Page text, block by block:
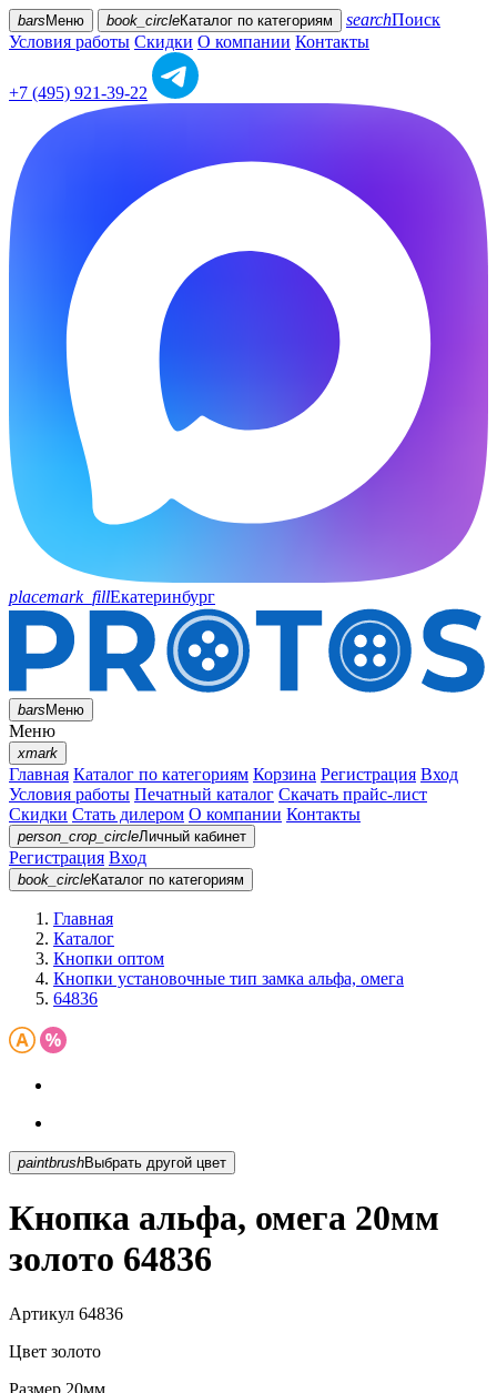
bars Меню book_circleКаталог по категориям searchПоиск
Условия работы Скидки О компании Контакты
+7 (495) 921-39-22
placemark_fillЕкатеринбург
barsМеню
Меню
xmark
Главная Каталог по категориям Корзина Регистрация Вход
Условия работы Печатный каталог Скачать прайс-лист
Скидки Стать дилером О компании Контакты
person_crop_circleЛичный кабинет
Регистрация Вход
book_circleКаталог по категориям
Главная
Каталог
Кнопки оптом
Кнопки установочные тип замка альфа, омега
64836
paintbrush Выбрать другой цвет
Кнопка альфа, омега 20мм
золото 64836
Артикул 64836
Цвет золото
Размер 20мм